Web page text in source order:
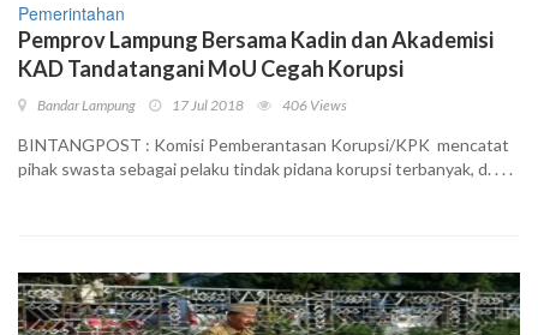
Pemerintahan
Pemprov Lampung Bersama Kadin dan Akademisi
KAD Tandatangani MoU Cegah Korupsi
Bandar Lampung 17 Jul 2018 406 Views
BINTANGPOST : Komisi Pemberantasan Korupsi/KPK mencatat
pihak swasta sebagai pelaku tindak pidana korupsi terbanyak, d. . . .